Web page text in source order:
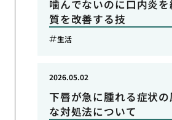
噛んでないのに口内炎
質を改善する技
生活
下唇が急に腫れる症状
な対処法について
2026.05.02